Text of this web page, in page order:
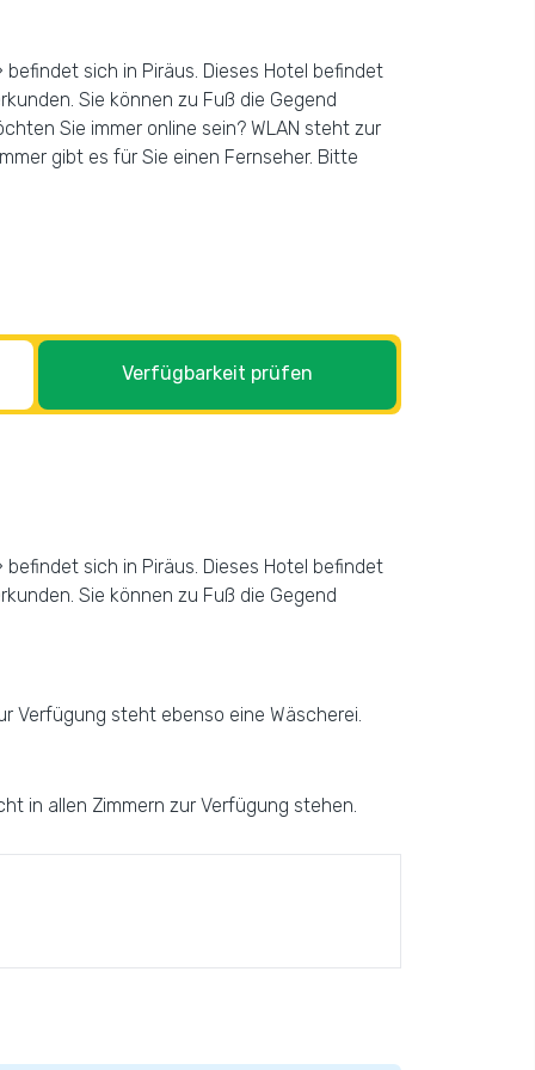
sich in Piräus. Dieses Hotel befindet
Sie können zu Fuß die Gegend
Sie immer online sein? WLAN steht zur
gibt es für Sie einen Fernseher. Bitte
Verfügbarkeit prüfen
sich in Piräus. Dieses Hotel befindet
Sie können zu Fuß die Gegend
Verfügung steht ebenso eine Wäscherei.
in allen Zimmern zur Verfügung stehen.